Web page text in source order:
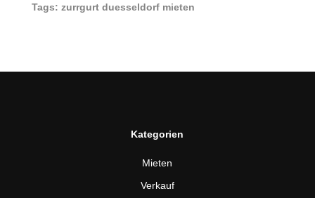
Tags: zurrgurt duesseldorf mieten
Kategorien
Mieten
Verkauf